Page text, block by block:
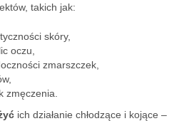
takich jak:
skóry,
oczu,
zmarszczek,
zmęczenia.
ich działanie chłodzące i kojące –